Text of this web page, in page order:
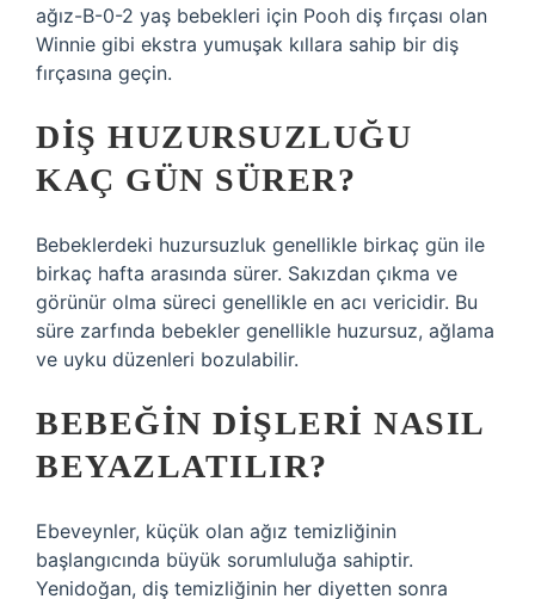
ağız-B-0-2 yaş bebekleri için Pooh diş fırçası olan
Winnie gibi ekstra yumuşak kıllara sahip bir diş
fırçasına geçin.
DIŞ HUZURSUZLUĞU
KAÇ GÜN SÜRER?
Bebeklerdeki huzursuzluk genellikle birkaç gün ile
birkaç hafta arasında sürer. Sakızdan çıkma ve
görünür olma süreci genellikle en acı vericidir. Bu
süre zarfında bebekler genellikle huzursuz, ağlama
ve uyku düzenleri bozulabilir.
BEBEĞIN DIŞLERI NASIL
BEYAZLATILIR?
Ebeveynler, küçük olan ağız temizliğinin
başlangıcında büyük sorumluluğa sahiptir.
Yenidoğan, diş temizliğinin her diyetten sonra